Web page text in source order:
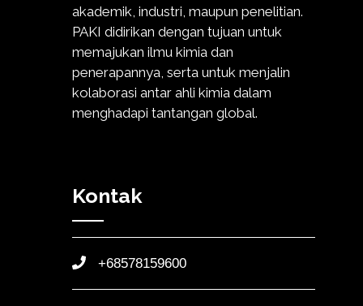
akademik, industri, maupun penelitian.
PAKI didirikan dengan tujuan untuk
memajukan ilmu kimia dan
penerapannya, serta untuk menjalin
kolaborasi antar ahli kimia dalam
menghadapi tantangan global.
Kontak
+68578159600